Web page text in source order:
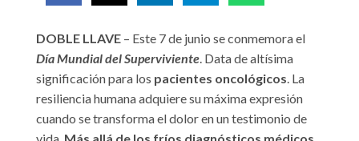
DOBLE LLAVE – Este 7 de junio se conmemora el
Día Mundial del Superviviente. Data de altísima
significación para los pacientes oncológicos. La
resiliencia humana adquiere su máxima expresión
cuando se transforma el dolor en un testimonio de